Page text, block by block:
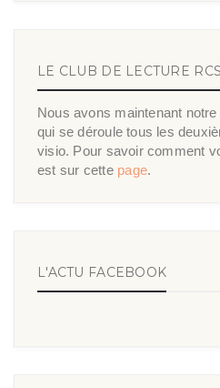
LE CLUB DE LECTURE RCS
Nous avons maintenant
qui se déroule tous les
visio. Pour savoir comment
est sur cette page.
L'ACTU FACEBOOK